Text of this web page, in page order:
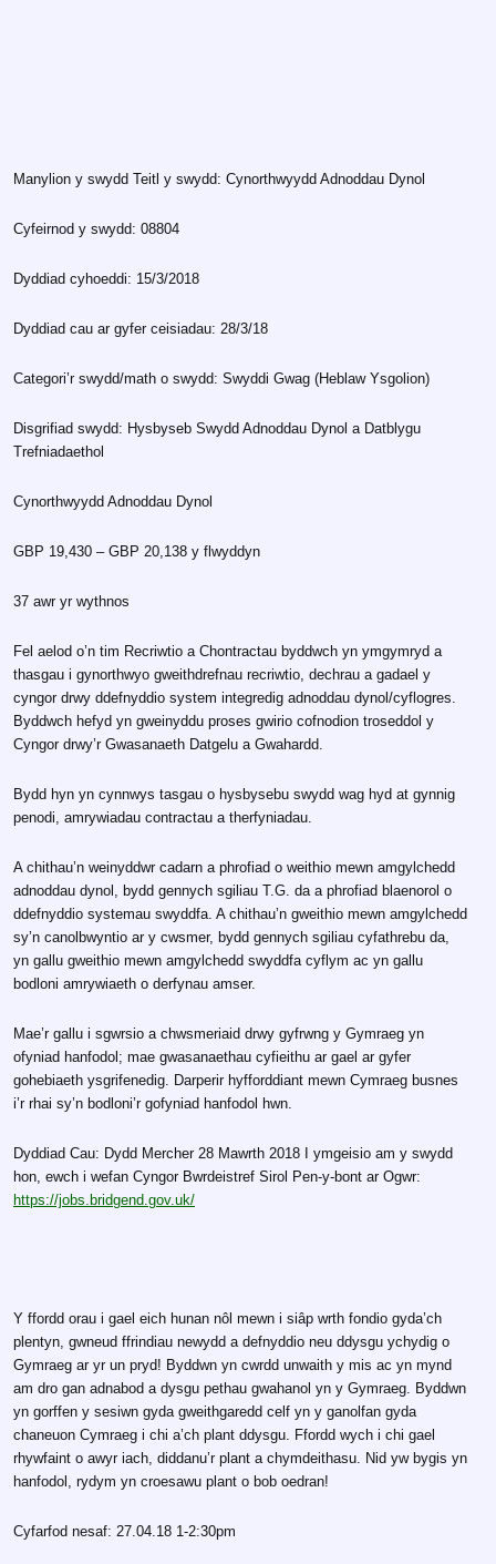
Manylion y swydd Teitl y swydd: Cynorthwyydd Adnoddau Dynol
Cyfeirnod y swydd: 08804
Dyddiad cyhoeddi: 15/3/2018
Dyddiad cau ar gyfer ceisiadau: 28/3/18
Categori’r swydd/math o swydd: Swyddi Gwag (Heblaw Ysgolion)
Disgrifiad swydd: Hysbyseb Swydd Adnoddau Dynol a Datblygu
Trefniadaethol
Cynorthwyydd Adnoddau Dynol
GBP 19,430 – GBP 20,138 y flwyddyn
37 awr yr wythnos
Fel aelod o’n tim Recriwtio a Chontractau byddwch yn ymgymryd a
thasgau i gynorthwyo gweithdrefnau recriwtio, dechrau a gadael y
cyngor drwy ddefnyddio system integredig adnoddau dynol/cyflogres.
Byddwch hefyd yn gweinyddu proses gwirio cofnodion troseddol y
Cyngor drwy’r Gwasanaeth Datgelu a Gwahardd.
Bydd hyn yn cynnwys tasgau o hysbysebu swydd wag hyd at gynnig
penodi, amrywiadau contractau a therfyniadau.
A chithau’n weinyddwr cadarn a phrofiad o weithio mewn amgylchedd
adnoddau dynol, bydd gennych sgiliau T.G. da a phrofiad blaenorol o
ddefnyddio systemau swyddfa. A chithau’n gweithio mewn amgylchedd
sy’n canolbwyntio ar y cwsmer, bydd gennych sgiliau cyfathrebu da,
yn gallu gweithio mewn amgylchedd swyddfa cyflym ac yn gallu
bodloni amrywiaeth o derfynau amser.
Mae’r gallu i sgwrsio a chwsmeriaid drwy gyfrwng y Gymraeg yn
ofyniad hanfodol; mae gwasanaethau cyfieithu ar gael ar gyfer
gohebiaeth ysgrifenedig. Darperir hyfforddiant mewn Cymraeg busnes
i’r rhai sy’n bodloni’r gofyniad hanfodol hwn.
Dyddiad Cau: Dydd Mercher 28 Mawrth 2018 I ymgeisio am y swydd
hon, ewch i wefan Cyngor Bwrdeistref Sirol Pen-y-bont ar Ogwr:
https://jobs.bridgend.gov.uk/
Y ffordd orau i gael eich hunan nôl mewn i siâp wrth fondio gyda’ch
plentyn, gwneud ffrindiau newydd a defnyddio neu ddysgu ychydig o
Gymraeg ar yr un pryd! Byddwn yn cwrdd unwaith y mis ac yn mynd
am dro gan adnabod a dysgu pethau gwahanol yn y Gymraeg. Byddwn
yn gorffen y sesiwn gyda gweithgaredd celf yn y ganolfan gyda
chaneuon Cymraeg i chi a’ch plant ddysgu. Ffordd wych i chi gael
rhywfaint o awyr iach, diddanu’r plant a chymdeithasu. Nid yw bygis yn
hanfodol, rydym yn croesawu plant o bob oedran!
Cyfarfod nesaf: 27.04.18 1-2:30pm